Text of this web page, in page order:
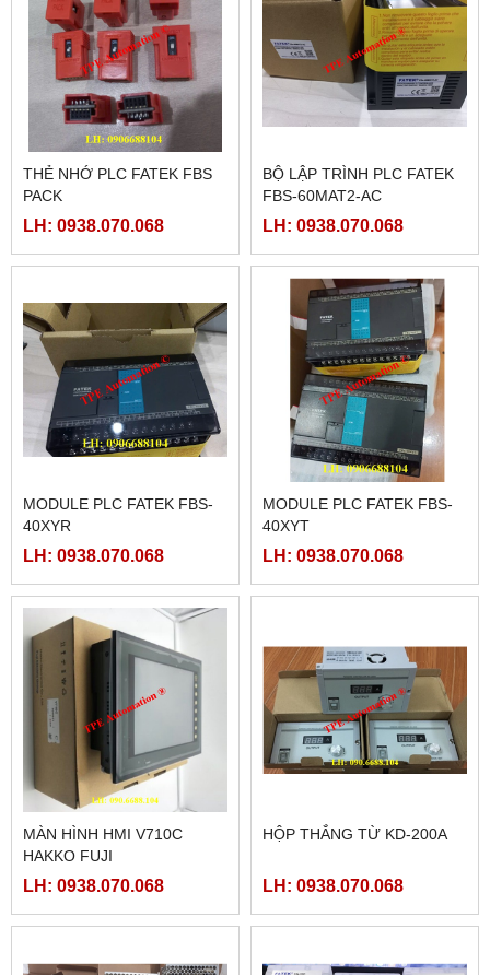
THẺ NHỚ PLC FATEK FBS
PACK
LH: 0938.070.068
BỘ LẬP TRÌNH PLC FATEK
FBS-60MAT2-AC
LH: 0938.070.068
MODULE PLC FATEK FBS-
40XYR
LH: 0938.070.068
MODULE PLC FATEK FBS-
40XYT
LH: 0938.070.068
MÀN HÌNH HMI V710C
HAKKO FUJI
LH: 0938.070.068
HỘP THẮNG TỪ KD-200A
LH: 0938.070.068